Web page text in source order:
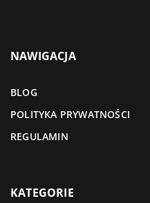
NAWIGACJA
BLOG
POLITYKA PRYWATNOŚCI
REGULAMIN
KATEGORIE